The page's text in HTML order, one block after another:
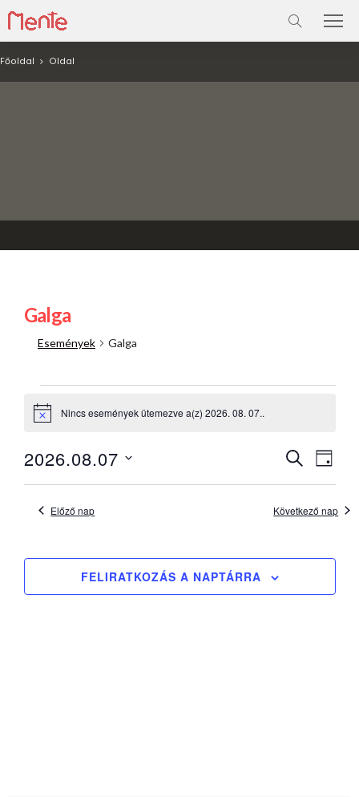
Főoldal Oldal
Galga
Események Galga
Események
for
08.
07.
Notice Nincs események ütemezve a(z) 2026. 08. 07..
és
KERESETT
KIFEJEZÉS
NAP
2026.08.07
Előző nap Következő nap
FELIRATKOZÁS A NAPTÁRRA